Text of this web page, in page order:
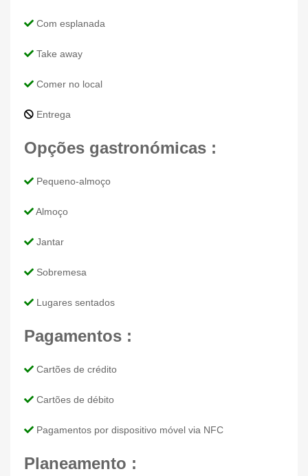
Com esplanada
Take away
Comer no local
Entrega
Opções gastronómicas :
Pequeno-almoço
Almoço
Jantar
Sobremesa
Lugares sentados
Pagamentos :
Cartões de crédito
Cartões de débito
Pagamentos por dispositivo móvel via NFC
Planeamento :